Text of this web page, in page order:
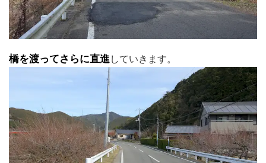
橋を渡ってさらに直進していきます。